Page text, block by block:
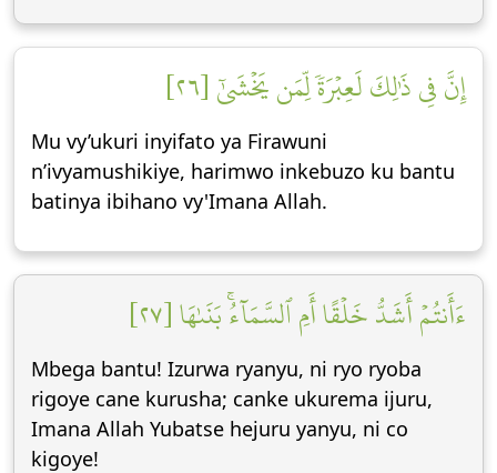
إِنَّ فِي ذَٰلِكَ لَعِبۡرَةٗ لِّمَن يَخۡشَىٰٓ [٢٦]
Mu vy’ukuri inyifato ya Firawuni
n’ivyamushikiye, harimwo inkebuzo ku bantu
batinya ibihano vy'Imana Allah.
ءَأَنتُمۡ أَشَدُّ خَلۡقًا أَمِ ٱلسَّمَآءُۚ بَنَىٰهَا [٢٧]
Mbega bantu! Izurwa ryanyu, ni ryo ryoba
rigoye cane kurusha; canke ukurema ijuru,
Imana Allah Yubatse hejuru yanyu, ni co
kigoye!